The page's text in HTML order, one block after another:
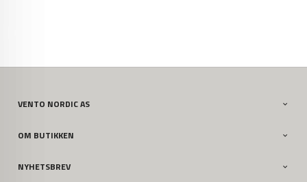
VENTO NORDIC AS
OM BUTIKKEN
NYHETSBREV